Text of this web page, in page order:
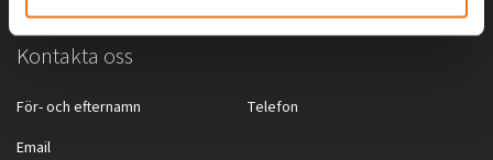
Kontakta oss